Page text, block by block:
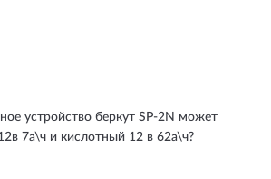
устройство беркут SP-2N может
7а\ч и кислотный 12 в 62а\ч?